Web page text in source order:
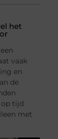
het
vaak
en
de
op tijd
met